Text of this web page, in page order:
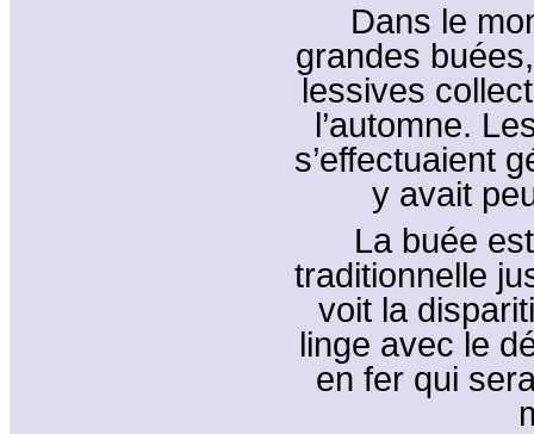
Dans le
grandes
lessives
l’automne.
s’effectuaient
y avait
La buée
traditionnelle
voit la
linge avec le
en fer qui